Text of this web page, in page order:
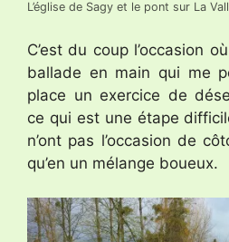
L’église de Sagy et le pont sur La
C’est du coup l’occasion
ballade en main qui me
place un exercice de
ce qui est une étape
n’ont pas l’occasion de
qu’en un mélange boueux.